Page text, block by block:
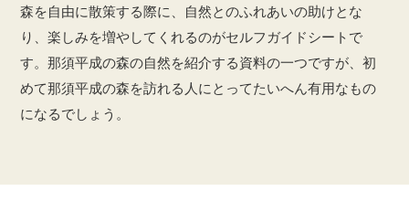
森を自由に散策する際に、自然とのふれあいの助けとな
り、楽しみを増やしてくれるのがセルフガイドシートで
す。那須平成の森の自然を紹介する資料の一つですが、初
めて那須平成の森を訪れる人にとってたいへん有用なもの
になるでしょう。